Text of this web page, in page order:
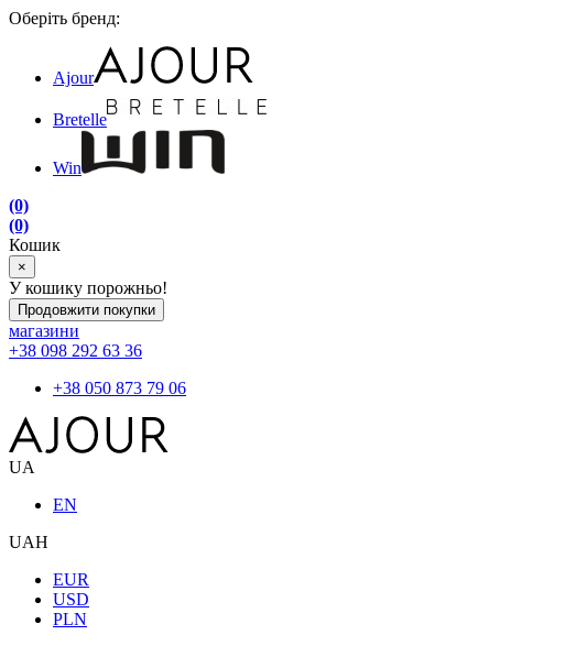
Оберіть бренд:
Ajour
Bretelle
Win
(0)
(0)
Кошик
×
У кошику порожньо!
Продовжити покупки
магазини
+38 098 292 63 36
+38 050 873 79 06
UA
EN
UAH
EUR
USD
PLN